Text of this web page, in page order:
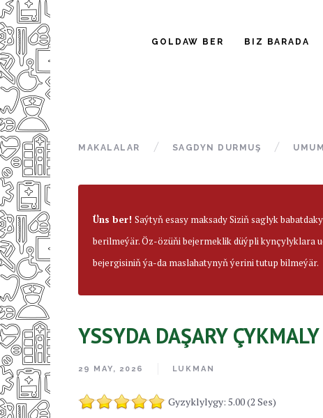
GOLDAW BER BIZ BARADA
MAKALALAR SAGDYN DURMUŞ
Üns ber! Saýtyň esasy maksady Siziň saglyk
berilmeýär. Öz-özüňi bejermeklik düýpli kynçylyklara
bejergisiniň ýa-da maslahatynyň ýerini tutup bilmeýär.
YSSYDA DAŞARY
29 MAY, 2026 LUKMAN
Gyzyklylygy: 5.00 (2 Ses)